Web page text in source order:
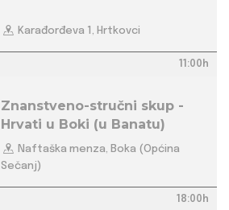
Karađorđeva 1, Hrtkovci
11:00h
Znanstveno-stručni skup -
Hrvati u Boki (u Banatu)
Naftaška menza, Boka (Općina
Sečanj)
18:00h